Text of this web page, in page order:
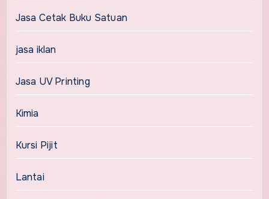
Jasa Cetak Buku Satuan
jasa iklan
Jasa UV Printing
Kimia
Kursi Pijit
Lantai